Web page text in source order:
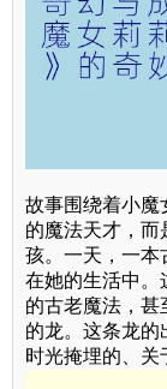
故事围绕着小魔
的魔法天才，而
孩。一天，一本
在她的生活中。
的古老魔法，甚
的龙。这条龙的
时光掩埋的、关